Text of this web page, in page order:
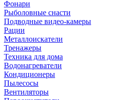
Фонари
Рыболовные снасти
Подводные видео-камеры
Рации
Металлоискатели
Тренажеры
Техника для дома
Водонагреватели
Кондиционеры
Пылесосы
Вентиляторы